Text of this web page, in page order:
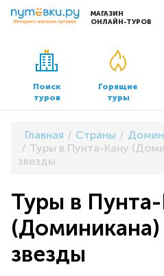
МАГАЗИН
ОНЛАЙН-ТУРОВ
Сервисы
Бронирование отелей
Трансфер
Поиск
туров
Горящие
туры
Главная Страны
Туры в Пунта-Кану
звезды
Туры в
(Доминикана)
звезды